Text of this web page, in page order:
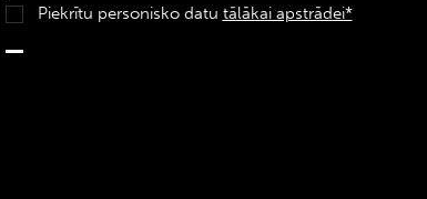
Piekrītu personisko datu tālākai apstrādei*